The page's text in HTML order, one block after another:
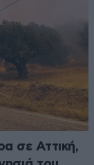
σε Αττική,